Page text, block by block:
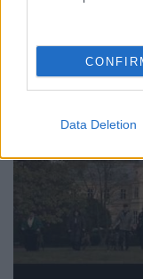
Data Deletion